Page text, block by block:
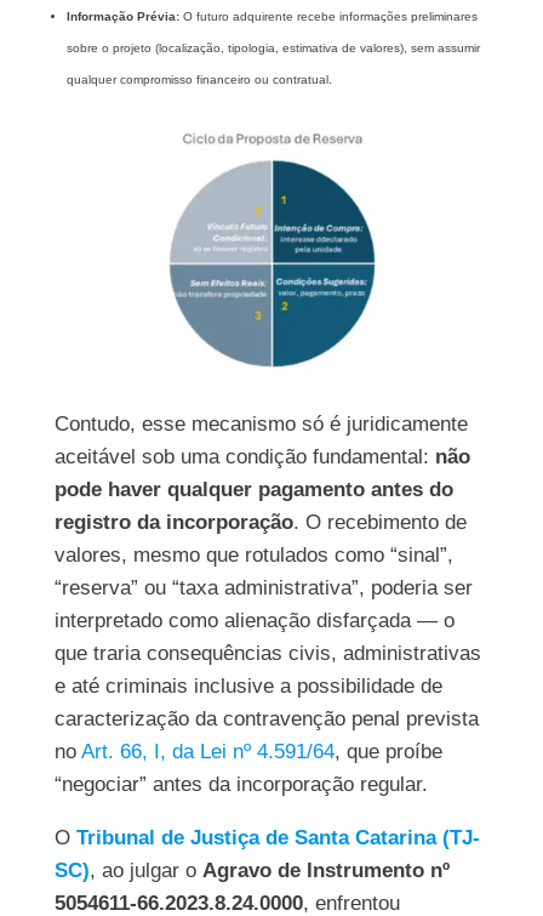
Informação Prévia:O futuro adquirente recebe informações preliminares
sobre o projeto (localização, tipologia, estimativa de valores), sem assumir
qualquer compromisso financeiro ou contratual.
Contudo, esse mecanismo só é juridicamente
aceitável sob uma condição fundamental: não
pode haver qualquer pagamento antes do
registro da incorporação. O recebimento de
valores, mesmo que rotulados como “sinal”,
“reserva” ou “taxa administrativa”, poderia ser
interpretado como alienação disfarçada — o
que traria consequências civis, administrativas
e até criminais inclusive a possibilidade de
caracterização da contravenção penal prevista
no Art. 66, I, da Lei nº 4.591/64, que proíbe
“negociar” antes da incorporação regular.
O Tribunal de Justiça de Santa Catarina (TJ-
SC), ao julgar o Agravo de Instrumento nº
5054611-66.2023.8.24.0000, enfrentou